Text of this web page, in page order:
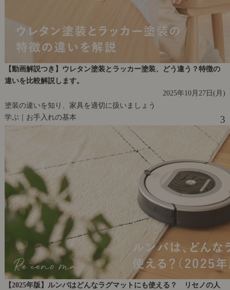
【動画解説つき】ウレタン塗装とラッカー塗装、どう違う？特徴の
違いを比較解説します。
2025年10月27日(月)
塗装の違いを知り、家具を適切に扱いましょう
学ぶ｜お手入れの基本
3
【2025年版】ルンバはどんなラグマットにも使える？ リセノの人